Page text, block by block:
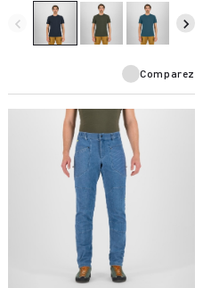
navigate_before navigate_next
Comparez